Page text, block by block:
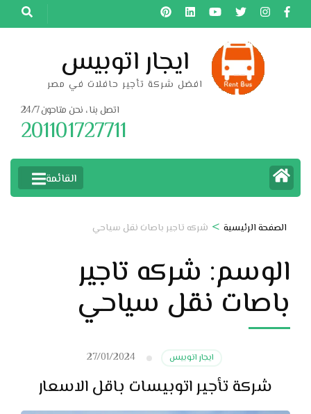
تخطى
إلى
ايجار اتوبيس
افضل شركة تأجير حافلات في مصر
اتصل بنا ، نحن متاحون 24/7
201101727711
القائمة
الصفحة الرئيسية > شركه تاجير باصات نقل سياحي
الوسم: شركه تاجير
باصات نقل سياحي
ايجار اتوبيس 27/01/2024
شركة تأجير اتوبيسات باقل الاسعار